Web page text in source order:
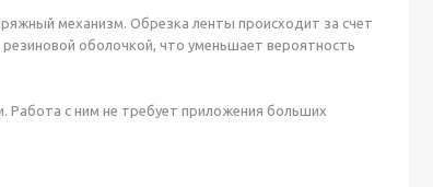
механизм. Обрезка ленты происходит за счет
оболочкой, что уменьшает вероятность
Работа с ним не требует приложения больших